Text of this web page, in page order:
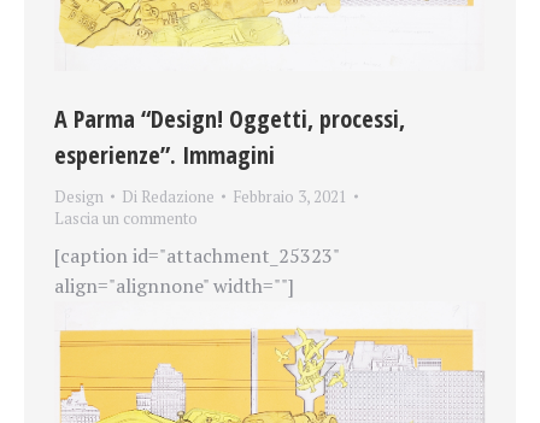
A Parma “Design! Oggetti, processi,
esperienze”. Immagini
Design Di Redazione
Febbraio 3, 2021
Lascia un commento
[caption id="attachment_25323"
align="alignnone" width=""]